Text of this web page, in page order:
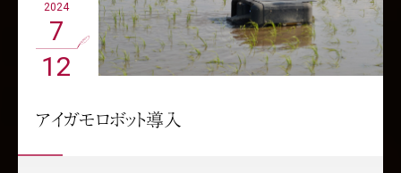
2024
7
12
アイガモロボット導入